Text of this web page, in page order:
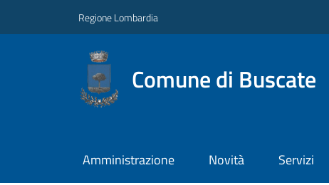
Regione Lombardia
Comune di Buscate
Amministrazione Novità Servizi